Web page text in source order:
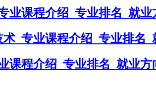
业课程介绍_专业排名_就业
_专业课程介绍_专业排名_
课程介绍_专业排名_就业方